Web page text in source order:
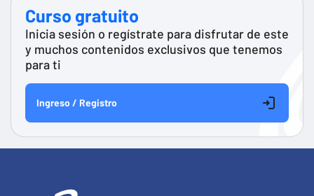
Curso gratuito
Inicia sesión o regístrate para disfrutar de este
y muchos contenidos exclusivos que tenemos
para ti
Ingreso / Registro